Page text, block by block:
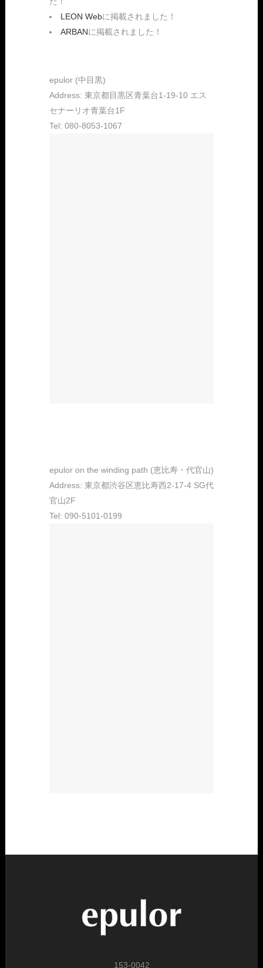
LEON Webに掲載されました！
ARBANに掲載されました！
epulor (中目黒)
Address: 東京都目黒区青葉台1-19-10 エス
セナーリオ青葉台1F
Tel: 080-8053-1067
epulor on the winding path (恵比寿・代官山)
Address: 東京都渋谷区恵比寿西2-17-4 SG代
官山2F
Tel: 090-5101-0199
153-0042